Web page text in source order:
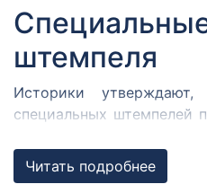
штемпеля
Историки
специальных штемпелей
собрался
Парламентарии
Читать подробнее